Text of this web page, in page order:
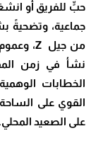
حبٍّ للفريق أو
جماعية،
من جيل Z ،
نشأ في زمن
الخطابات
القوي على
على الصعيد المحلي.